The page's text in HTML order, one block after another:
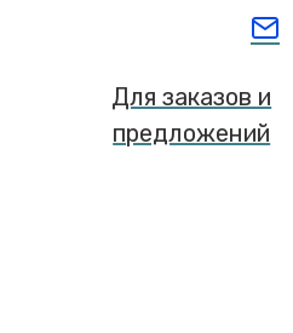
Для заказов и
предложений